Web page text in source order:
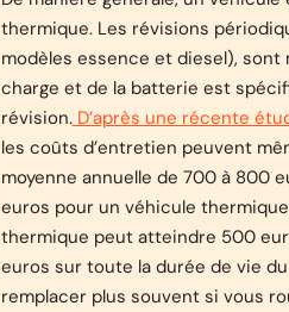
thermique. Les révisions
modèles essence et diesel), sont
charge et de la batterie est
révision.D’après une récente
les coûts d’entretien peuvent
moyenne annuelle de 700 à 800
euros pour un véhicule
thermique peut atteindre 500
euros sur toute la durée de vie
remplacer plus souvent si vous